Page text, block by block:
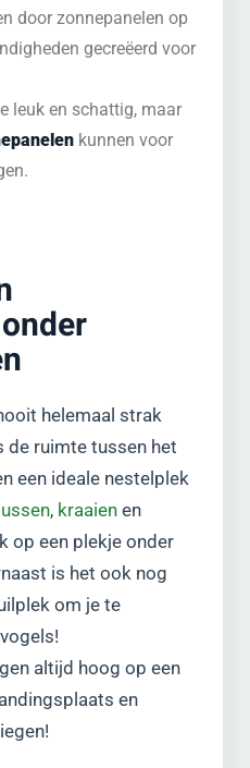
door zonnepanelen op
gecreëerd voor
leuk en schattig, maar
kunnen voor
helemaal strak
de ruimte tussen het
een ideale nestelplek
, kraaien en
op een plekje onder
is het ook nog
om je te
altijd hoog op een
en